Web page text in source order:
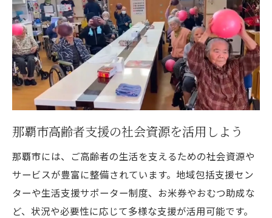
那覇市高齢者支援の社会資源を活用しよう
那覇市には、ご高齢者の生活を支えるための社会資源や
サービスが豊富に整備されています。地域包括支援セン
ターや生活支援サポーター制度、お米券やおむつ助成な
ど、状況や必要性に応じて多様な支援が活用可能です。